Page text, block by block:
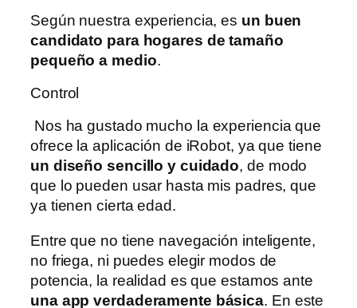
Según nuestra experiencia, es un buen
candidato para hogares de tamaño
pequeño a medio.
Control
Nos ha gustado mucho la experiencia que
ofrece la aplicación de iRobot, ya que tiene
un diseño sencillo y cuidado, de modo
que lo pueden usar hasta mis padres, que
ya tienen cierta edad.
Entre que no tiene navegación inteligente,
no friega, ni puedes elegir modos de
potencia, la realidad es que estamos ante
una app verdaderamente básica. En este